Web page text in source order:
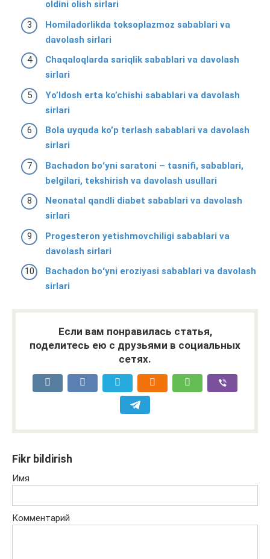
oldini olish sirlari
Homiladorlikda toksoplazmoz sabablari va
davolash sirlari
Chaqaloqlarda sariqlik sabablari va davolash
sirlari
Yo’ldosh erta ko’chishi sabablari va davolash
sirlari
Bola uyquda ko’p terlash sabablari va davolash
sirlari
Bachadon boʻyni saratoni – tasnifi, sabablari,
belgilari, tekshirish va davolash usullari
Neonatal qandli diabet sabablari va davolash
sirlari
Progesteron yetishmovchiligi sabablari va
davolash sirlari
Bachadon boʻyni eroziyasi sabablari va davolash
sirlari
Если вам понравилась статья,
поделитесь ею с друзьями в социальных
сетях.
Fikr bildirish
Имя
Комментарий